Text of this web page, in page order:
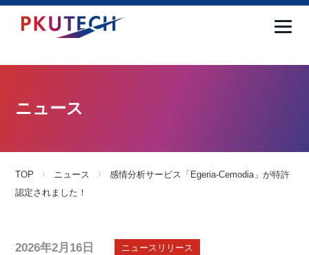
ニュース
TOP ニュース
感情分析サービス「Egeria-Cemodia」が特許
認定されました！
2026年2月16日 ニュースリリース